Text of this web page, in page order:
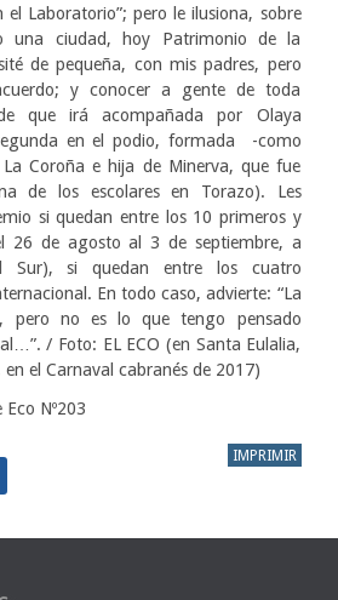
el Laboratorio”; pero le ilusiona, sobre
una ciudad, hoy Patrimonio de la
de pequeña, con mis padres, pero
y conocer a gente de toda
que irá acompañada por Olaya
en el podio, formada -como
Coroña e hija de Minerva, que fue
de los escolares en Torazo). Les
si quedan entre los 10 primeros y
26 de agosto al 3 de septiembre, a
Sur), si quedan entre los cuatro
En todo caso, advierte: “La
pero no es lo que tengo pensado
/ Foto: EL ECO (en Santa Eulalia,
el Carnaval cabranés de 2017)
Nº203
IMPRIMIR